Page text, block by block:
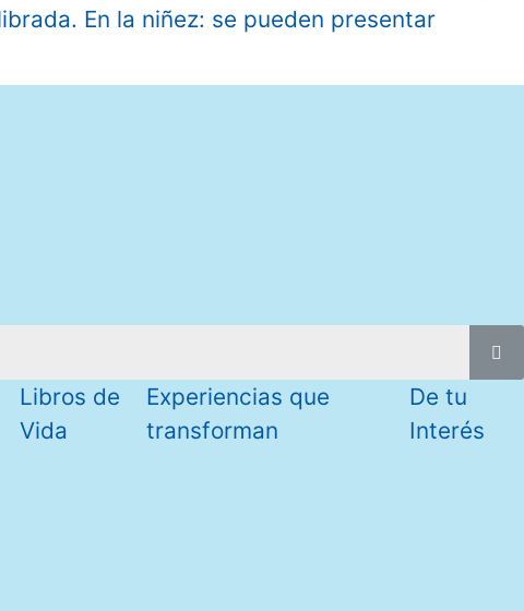
En la niñez: se pueden presentar
Libros de
Vida
Experiencias que
transforman
De tu
Interés